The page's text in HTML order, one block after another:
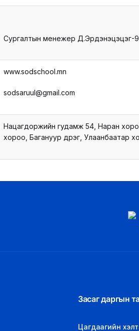
Сургалтын менежер Д.Эрдэнэцэцэг-
www.sodschool.mn
sodsaruul@gmail.com
Нацагдоржийн гудамж 54, Наран
хороо, Багануур дүүрэг, Улаанбаатар
Засаг даргын
Цагдаагийн